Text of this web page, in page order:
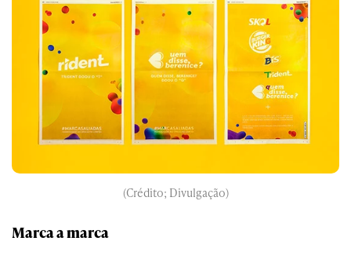
(Crédito; Divulgação)
Marca a marca